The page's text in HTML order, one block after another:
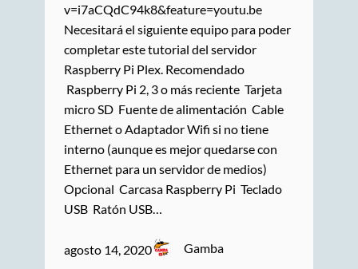
v=i7aCQdC94k8&feature=youtu.be
Necesitará el siguiente equipo para poder
completar este tutorial del servidor
Raspberry Pi Plex. Recomendado
Raspberry Pi 2, 3 o más reciente Tarjeta
micro SD Fuente de alimentación Cable
Ethernet o Adaptador Wifi si no tiene
interno (aunque es mejor quedarse con
Ethernet para un servidor de medios)
Opcional Carcasa Raspberry Pi Teclado
USB Ratón USB…
agosto 14, 2020 Gamba